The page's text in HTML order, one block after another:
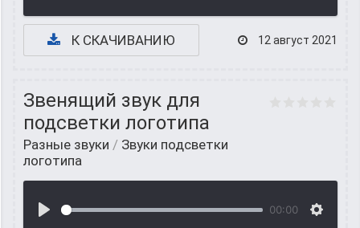
К СКАЧИВАНИЮ 12 август 2021
Звенящий звук для
подсветки логотипа
Разные звуки / Звуки подсветки
логотипа
00:00